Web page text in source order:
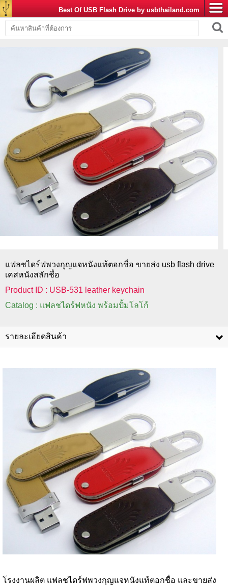
Best Of USB Flash Drive by usbthailand.com
แฟลชไดร์ฟพวงกุญแจหนังแท้ตอกชื่อ ขายส่ง usb flash drive
เคสหนังสลักชื่อ
Product ID : USB-531 leather keychain
Catalog : แฟลชไดร์ฟหนัง พร้อมปั้มโลโก้
รายละเอียดสินค้า
โรงงานผลิต แฟลชไดร์ฟพวงกุญแจหนังแท้ตอกชื่อ และขายส่ง